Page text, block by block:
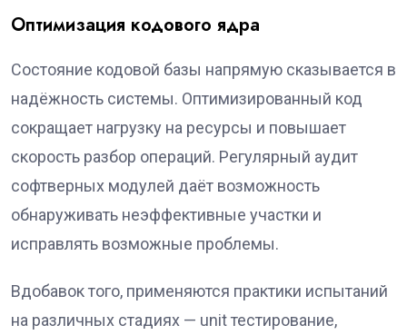
Оптимизация кодового ядра
Состояние кодовой базы напрямую сказывается в
надёжность системы. Оптимизированный код
сокращает нагрузку на ресурсы и повышает
скорость разбор операций. Регулярный аудит
софтверных модулей даёт возможность
обнаруживать неэффективные участки и
исправлять возможные проблемы.
Вдобавок того, применяются практики испытаний
на различных стадиях — unit тестирование,